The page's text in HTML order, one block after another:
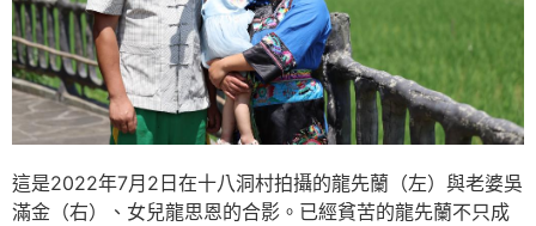
這是2022年7月2日在十八洞村拍攝的龍先蘭（左）與老婆吳
滿金（右）、女兒龍思恩的合影。已經貧苦的龍先蘭不只成